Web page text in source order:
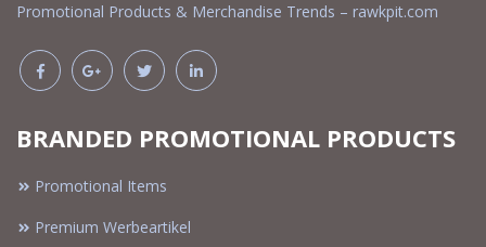
Promotional Products & Merchandise Trends – rawkpit.com
BRANDED PROMOTIONAL PRODUCTS
Promotional Items
Premium Werbeartikel